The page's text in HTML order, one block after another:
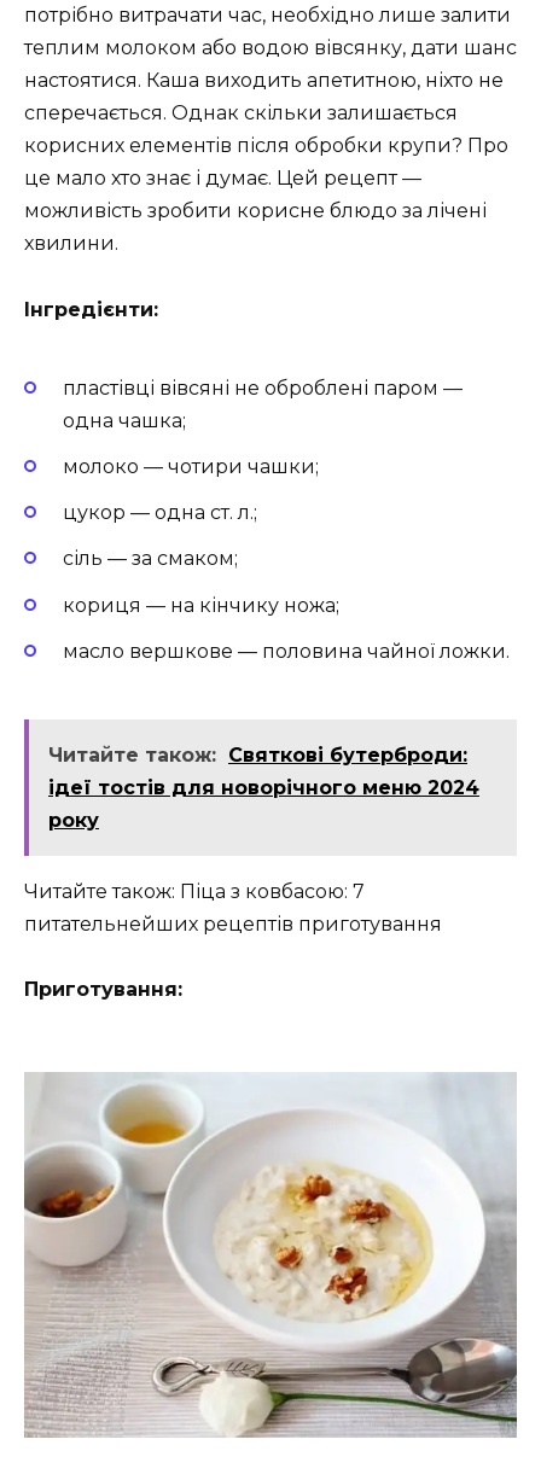
потрібно витрачати час, необхідно лише залити
теплим молоком або водою вівсянку, дати шанс
настоятися. Каша виходить апетитною, ніхто не
сперечається. Однак скільки залишається
корисних елементів після обробки крупи? Про
це мало хто знає і думає. Цей рецепт —
можливість зробити корисне блюдо за лічені
хвилини.
Інгредієнти:
пластівці вівсяні не оброблені паром —
одна чашка;
молоко — чотири чашки;
цукор — одна ст. л.;
сіль — за смаком;
кориця — на кінчику ножа;
масло вершкове — половина чайної ложки.
Читайте також: Святкові бутерброди:
ідеї тостів для новорічного меню 2024
року
Читайте також: Піца з ковбасою: 7
питательнейших рецептів приготування
Приготування: